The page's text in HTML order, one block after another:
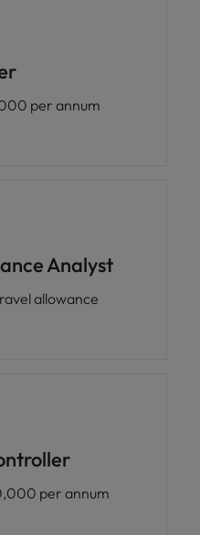
per annum
Analyst
allowance
per annum